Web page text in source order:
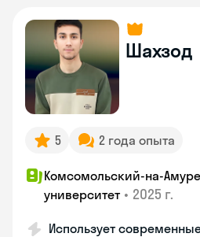
Шахзод
5 2 года опыта
Комсомольский-на-
университет • 2025 г.
Использует